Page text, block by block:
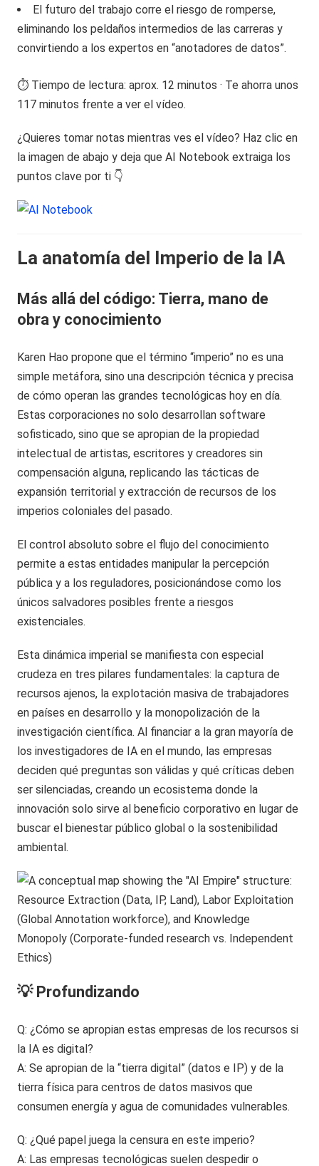
El futuro del trabajo corre el riesgo de romperse,
eliminando los peldaños intermedios de las carreras y
convirtiendo a los expertos en “anotadores de datos”.
⏱️ Tiempo de lectura: aprox. 12 minutos · Te ahorra unos
117 minutos frente a ver el vídeo.
¿Quieres tomar notas mientras ves el vídeo? Haz clic en
la imagen de abajo y deja que AI Notebook extraiga los
puntos clave por ti 👇
La anatomía del Imperio de la IA
Más allá del código: Tierra, mano de
obra y conocimiento
Karen Hao propone que el término “imperio” no es una
simple metáfora, sino una descripción técnica y precisa
de cómo operan las grandes tecnológicas hoy en día.
Estas corporaciones no solo desarrollan software
sofisticado, sino que se apropian de la propiedad
intelectual de artistas, escritores y creadores sin
compensación alguna, replicando las tácticas de
expansión territorial y extracción de recursos de los
imperios coloniales del pasado.
El control absoluto sobre el flujo del conocimiento
permite a estas entidades manipular la percepción
pública y a los reguladores, posicionándose como los
únicos salvadores posibles frente a riesgos
existenciales.
Esta dinámica imperial se manifiesta con especial
crudeza en tres pilares fundamentales: la captura de
recursos ajenos, la explotación masiva de trabajadores
en países en desarrollo y la monopolización de la
investigación científica. Al financiar a la gran mayoría de
los investigadores de IA en el mundo, las empresas
deciden qué preguntas son válidas y qué críticas deben
ser silenciadas, creando un ecosistema donde la
innovación solo sirve al beneficio corporativo en lugar de
buscar el bienestar público global o la sostenibilidad
ambiental.
💡 Profundizando
Q: ¿Cómo se apropian estas empresas de los recursos si
la IA es digital?
A: Se apropian de la “tierra digital” (datos e IP) y de la
tierra física para centros de datos masivos que
consumen energía y agua de comunidades vulnerables.
Q: ¿Qué papel juega la censura en este imperio?
A: Las empresas tecnológicas suelen despedir o